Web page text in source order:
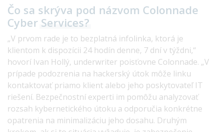
Čo sa skrýva pod názvom Colonnade
Cyber Services?
„V prvom rade je to bezplatná infolinka, ktorá je
klientom k dispozícii 24 hodín denne, 7 dní v týždni,“
hovorí Ivan Hollý, underwriter poisťovne Colonnade. „V
prípade podozrenia na hackerský útok môže linku
kontaktovať priamo klient alebo jeho poskytovateľ IT
riešení. Bezpečnostní experti im pomôžu analyzovať
rozsah kybernetického útoku a odporučia konkrétne
opatrenia na minimalizáciu jeho dosahu. Druhým